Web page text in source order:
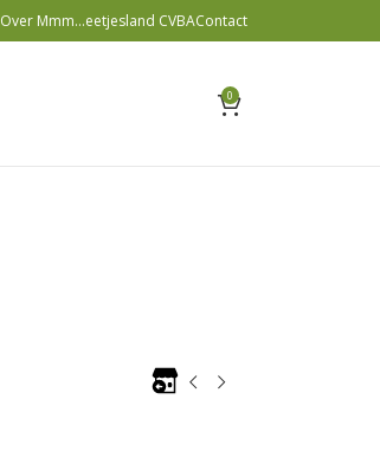
Over Mmm…eetjesland CVBAContact
0